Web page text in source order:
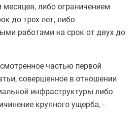
месяцев, либо ограничением
до трех лет, либо
работами на срок от двух до
частью первой
совершенное в отношении
инфраструктуры либо
крупного ущерба, -